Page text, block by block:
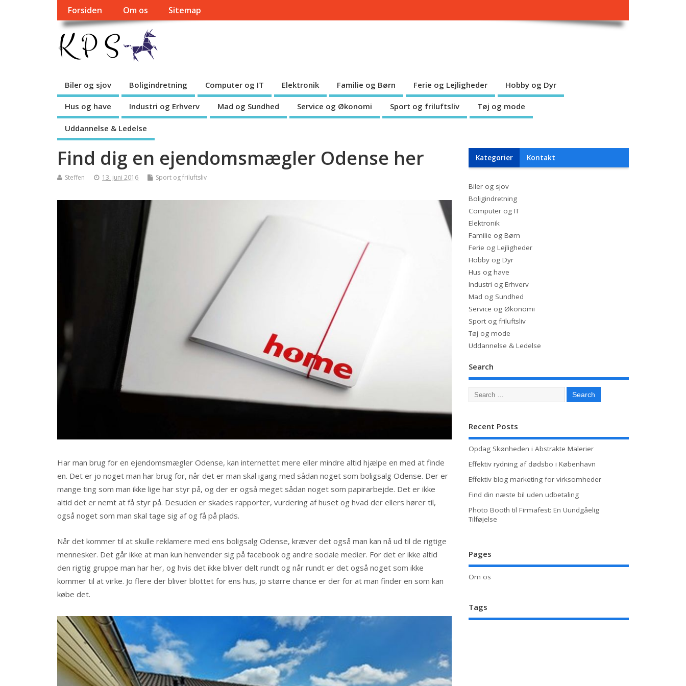
Forsiden Om os Sitemap
Biler og sjov Boligindretning Computer og IT Elektronik Familie og Børn Ferie og Lejligheder Hobby og Dyr
Hus og have Industri og Erhverv Mad og Sundhed Service og Økonomi Sport og friluftsliv Tøj og mode
Uddannelse & Ledelse
Find dig en ejendomsmægler Odense her
Steffen 13. juni 2016 Sport og friluftsliv
Har man brug for en ejendomsmægler Odense, kan internettet mere eller mindre altid hjælpe en med at finde
en. Det er jo noget man har brug for, når det er man skal igang med sådan noget som boligsalg Odense. Der er
mange ting som man ikke lige har styr på, og der er også meget sådan noget som papirarbejde. Det er ikke
altid det er nemt at få styr på. Desuden er skades rapporter, vurdering af huset og hvad der ellers hører til,
også noget som man skal tage sig af og få på plads.
Når det kommer til at skulle reklamere med ens boligsalg Odense, kræver det også man kan nå ud til de rigtige
mennesker. Det går ikke at man kun henvender sig på facebook og andre sociale medier. For det er ikke altid
den rigtig gruppe man har her, og hvis det ikke bliver delt rundt og når rundt er det også noget som ikke
kommer til at virke. Jo flere der bliver blottet for ens hus, jo større chance er der for at man finder en som kan
købe det.
Kategorier Kontakt
Biler og sjov
Boligindretning
Computer og IT
Elektronik
Familie og Børn
Ferie og Lejligheder
Hobby og Dyr
Hus og have
Industri og Erhverv
Mad og Sundhed
Service og Økonomi
Sport og friluftsliv
Tøj og mode
Uddannelse & Ledelse
Search
Recent Posts
Opdag Skønheden i Abstrakte Malerier
Effektiv rydning af dødsbo i København
Effektiv blog marketing for virksomheder
Find din næste bil uden udbetaling
Photo Booth til Firmafest: En Uundgåelig
Tilføjelse
Pages
Om os
Tags